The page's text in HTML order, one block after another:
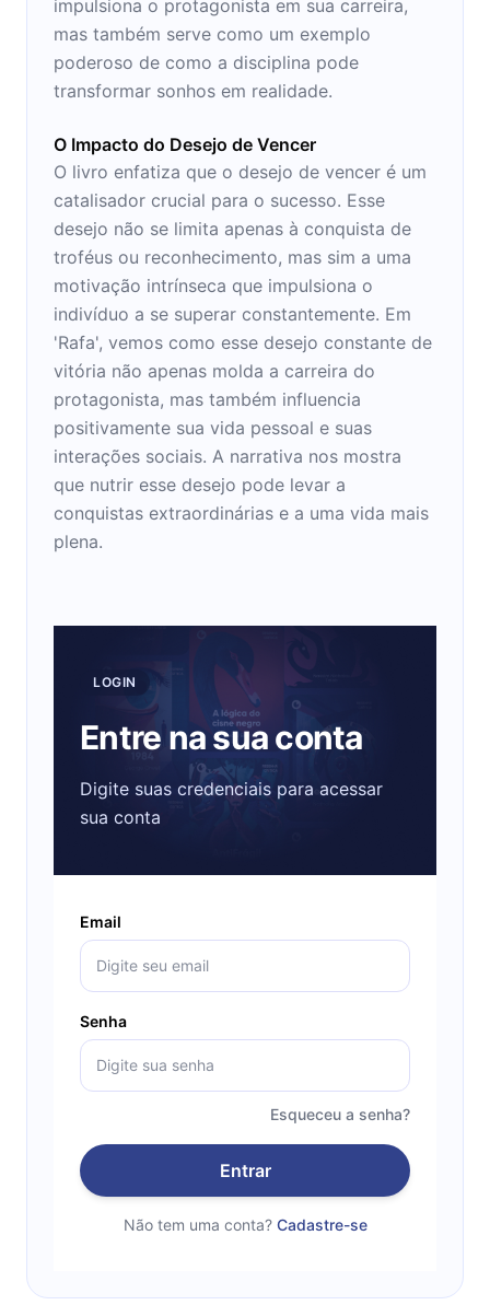
impulsiona o protagonista em sua carreira,
mas também serve como um exemplo
poderoso de como a disciplina pode
transformar sonhos em realidade.
O Impacto do Desejo de Vencer
O livro enfatiza que o desejo de vencer é um
catalisador crucial para o sucesso. Esse
desejo não se limita apenas à conquista de
troféus ou reconhecimento, mas sim a uma
motivação intrínseca que impulsiona o
indivíduo a se superar constantemente. Em
'Rafa', vemos como esse desejo constante de
vitória não apenas molda a carreira do
protagonista, mas também influencia
positivamente sua vida pessoal e suas
interações sociais. A narrativa nos mostra
que nutrir esse desejo pode levar a
conquistas extraordinárias e a uma vida mais
plena.
LOGIN
Entre na sua conta
Digite suas credenciais para acessar
sua conta
Email
Senha
Esqueceu a senha?
Entrar
Não tem uma conta? Cadastre-se